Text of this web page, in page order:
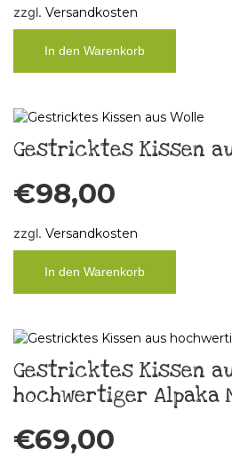
zzgl. Versandkosten
In den Warenkorb
Gestricktes Kissen
€98,00
zzgl. Versandkosten
In den Warenkorb
Gestricktes Kissen
hochwertiger Alpaka
€69,00